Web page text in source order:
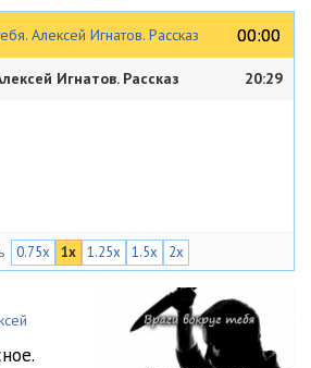
Алексей Игнатов. Рассказ 00:00
00:00
Игнатов. Рассказ 20:29
0.75x 1x 1.25x 1.5x 2x